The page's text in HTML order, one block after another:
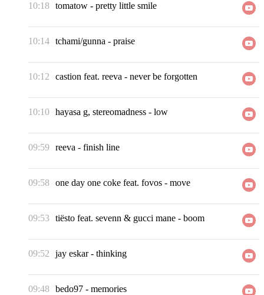
10:18 tomatow - pretty little smile
10:14 tchami/gunna - praise
10:12 castion feat. reeva - never be forgotten
10:10 hayasa g, stereomadness - low
09:59 reeva - finish line
09:58 one day one coke feat. fovos - move
09:53 tiësto feat. sevenn & gucci mane - boom
09:52 jay eskar- thinking
09:48 bedo97 - memories